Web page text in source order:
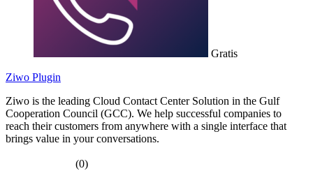
Gratis
Ziwo Plugin
Ziwo is the leading Cloud Contact Center Solution in the Gulf
Cooperation Council (GCC). We help successful companies to
reach their customers from anywhere with a single interface that
brings value in your conversations.
(0)